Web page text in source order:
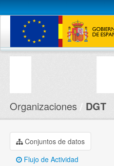
Conjuntos de datos
Organizaciones DGT
Conjuntos de datos
Flujo de Actividad